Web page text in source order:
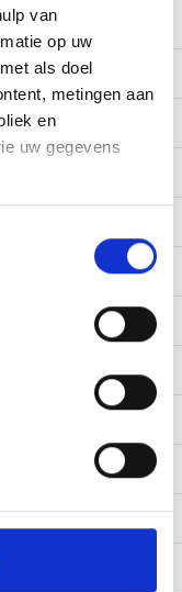
van
op uw
als doel
metingen aan
en
uw gegevens
locatie,
actief te scannen
detailgedeelte in.
media te bieden
Ook delen we